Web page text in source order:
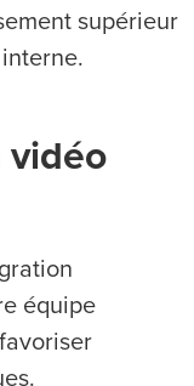
supérieur
vidéo
équipe